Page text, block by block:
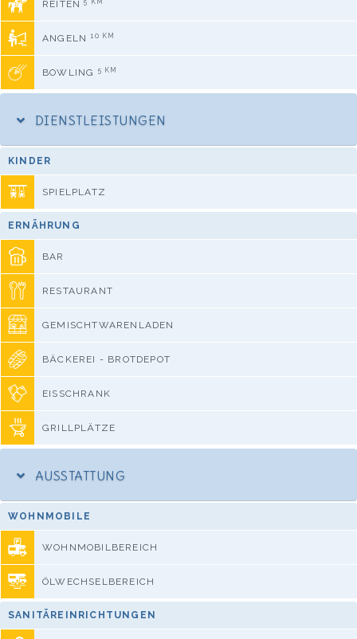
REITEN
ANGELN 10 KM
BOWLING 5 KM
DIENSTLEISTUNGEN
KINDER
SPIELPLATZ
ERNÄHRUNG
BAR
RESTAURANT
GEMISCHTWARENLADEN
BÄCKEREI - BROTDEPOT
EISSCHRANK
GRILLPLÄTZE
AUSSTATTUNG
WOHNMOBILE
WOHNMOBILBEREICH
ÖLWECHSELBEREICH
SANITÄREINRICHTUNGEN